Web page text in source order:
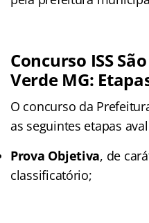
Concurso ISS
Verde MG:
O concurso da
as seguintes etapas
Prova Objetiva, de
classificatório;